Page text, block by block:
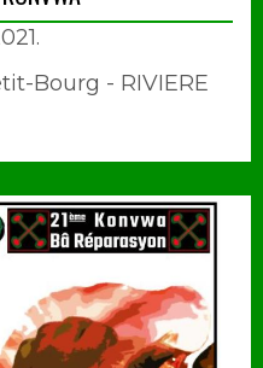
Bourg - RIVIERE